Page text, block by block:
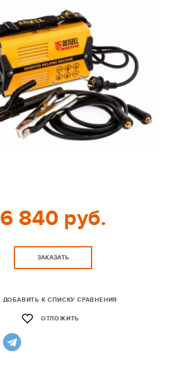
6 840 руб.
ЗАКАЗАТЬ
ДОБАВИТЬ К СПИСКУ СРАВНЕНИЯ
ОТЛОЖИТЬ